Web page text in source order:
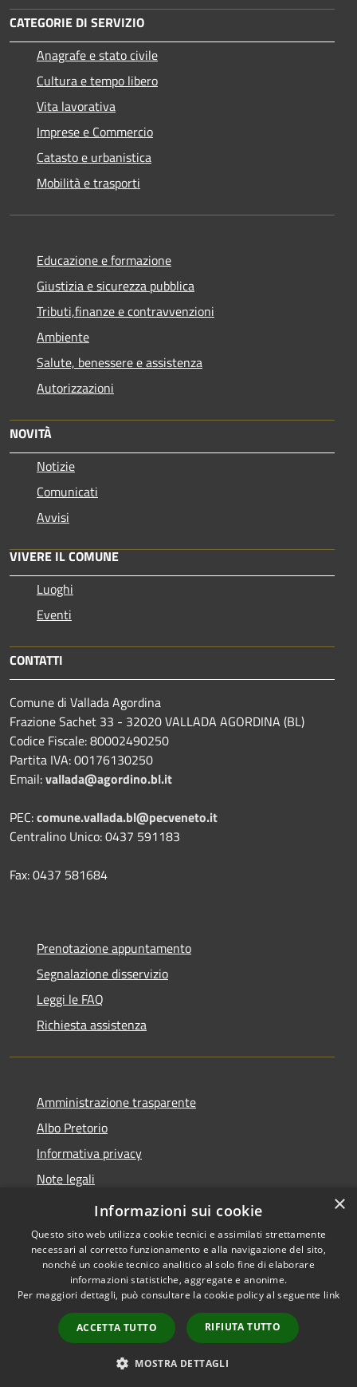
CATEGORIE DI SERVIZIO
Anagrafe e stato civile
Cultura e tempo libero
Vita lavorativa
Imprese e Commercio
Catasto e urbanistica
Mobilità e trasporti
Educazione e formazione
Giustizia e sicurezza pubblica
Tributi,finanze e contravvenzioni
Ambiente
Salute, benessere e assistenza
Autorizzazioni
NOVITÀ
Notizie
Comunicati
Avvisi
VIVERE IL COMUNE
Luoghi
Eventi
CONTATTI
Comune di Vallada Agordina
Frazione Sachet 33 - 32020 VALLADA AGORDINA (BL)
Codice Fiscale: 80002490250
Partita IVA: 00176130250
Email:vallada@agordino.bl.it
PEC:comune.vallada.bl@pecveneto.it
Centralino Unico: 0437 591183
Fax: 0437 581684
Prenotazione appuntamento
Segnalazione disservizio
Leggi le FAQ
Richiesta assistenza
Amministrazione trasparente
Albo Pretorio
Informativa privacy
Note legali
Dichiarazione di accessibilità
Accessibilità
Copyright © 2026 • Comune di
Vallada Agordina • Powered by
Municipium•
Accesso
redazione
×
Informazioni sui cookie
Questo sito web utilizza cookie tecnici e assimilati strettamente
necessari al corretto funzionamento e alla navigazione del sito,
nonché un cookie tecnico analitico al solo fine di elaborare
informazioni statistiche, aggregate e anonime.
Per maggiori dettagli, può consultare la cookie policy al seguente link
ACCETTA TUTTO RIFIUTA TUTTO
MOSTRA DETTAGLI